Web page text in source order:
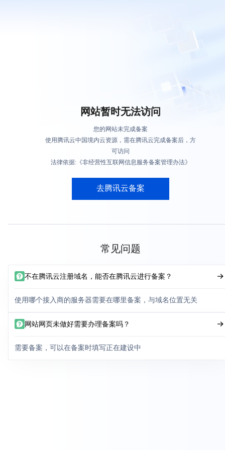
网站暂时无法访问
您的网站未完成备案
使用腾讯云中国境内云资源，需在腾讯云完成备案后，方
可访问
法律依据:《非经营性互联网信息服务备案管理办法》
去腾讯云备案
常见问题
不在腾讯云注册域名，能否在腾讯云进行备案？
使用哪个接入商的服务器需要在哪里备案，与域名位置无关
网站网页未做好需要办理备案吗？
需要备案，可以在备案时填写正在建设中